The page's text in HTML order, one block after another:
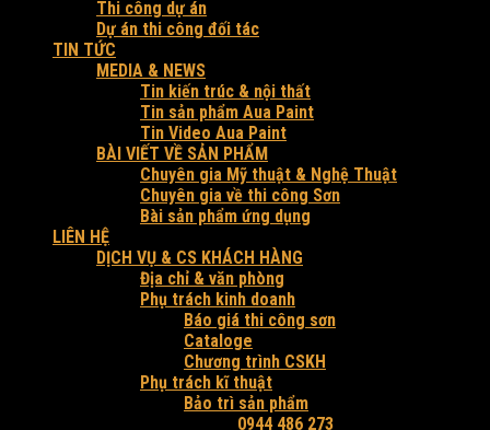
Thi công dự án
Dự án thi công đối tác
TIN TỨC
MEDIA & NEWS
Tin kiến trúc & nội thất
Tin sản phẩm Aua Paint
Tin Video Aua Paint
BÀI VIẾT VỀ SẢN PHẨM
Chuyên gia Mỹ thuật & Nghệ Thuật
Chuyên gia về thi công Sơn
Bài sản phẩm ứng dụng
LIÊN HỆ
DỊCH VỤ & CS KHÁCH HÀNG
Địa chỉ & văn phòng
Phụ trách kinh doanh
Báo giá thi công sơn
Cataloge
Chương trình CSKH
Phụ trách kĩ thuật
Bảo trì sản phẩm
0944 486 273